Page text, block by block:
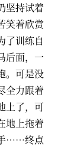
坚持试着
笑着欣赏
了训练自
后面，一
。可是没
全力跟着
上了，可
地上拖着
……终点